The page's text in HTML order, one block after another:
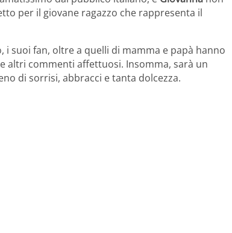
per il giovane ragazzo che rappresenta il
suoi fan, oltre a quelli di mamma e papà hanno
altri commenti affettuosi. Insomma, sarà un
di sorrisi, abbracci e tanta dolcezza.